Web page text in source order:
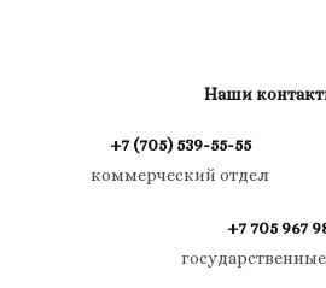
Наши
+7 (705) 539-55-55
коммерческий отдел
+7 705 967